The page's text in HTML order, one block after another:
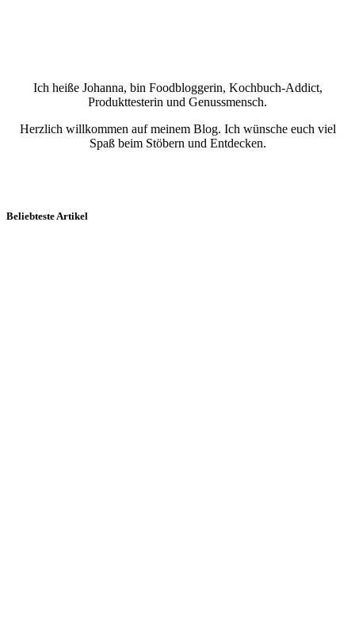
Ich heiße Johanna, bin Foodbloggerin, Kochbuch-Addict,
Produkttesterin und Genussmensch.
Herzlich willkommen auf meinem Blog. Ich wünsche euch viel
Spaß beim Stöbern und Entdecken.
Beliebteste Artikel